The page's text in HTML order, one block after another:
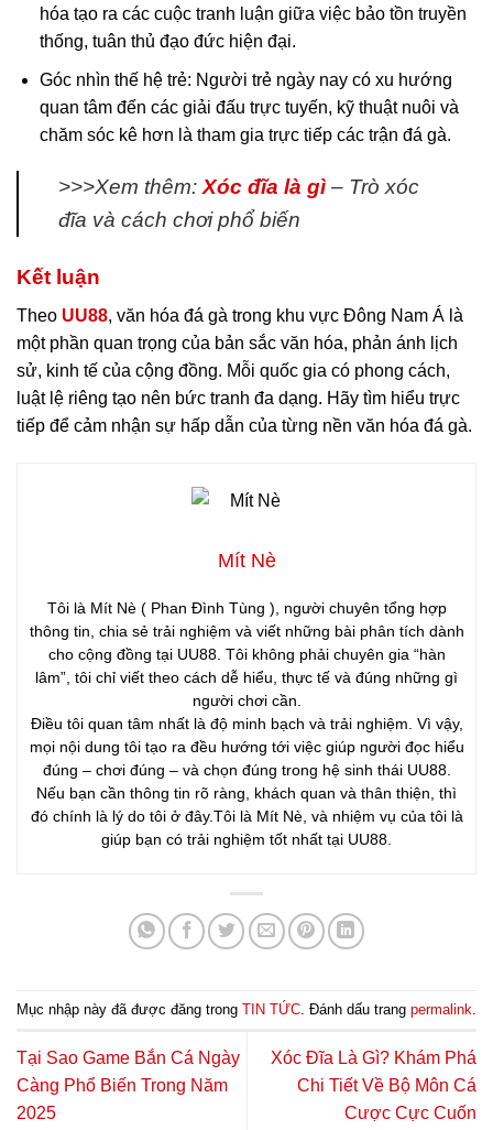
hóa tạo ra các cuộc tranh luận giữa việc bảo tồn truyền
thống, tuân thủ đạo đức hiện đại.
Góc nhìn thế hệ trẻ: Người trẻ ngày nay có xu hướng
quan tâm đến các giải đấu trực tuyến, kỹ thuật nuôi và
chăm sóc kê hơn là tham gia trực tiếp các trận đá gà.
>>>Xem thêm:Xóc đĩa là gì – Trò xóc
đĩa và cách chơi phổ biến
Kết luận
Theo UU88, văn hóa đá gà trong khu vực Đông Nam Á là
một phần quan trọng của bản sắc văn hóa, phản ánh lịch
sử, kinh tế của cộng đồng. Mỗi quốc gia có phong cách,
luật lệ riêng tạo nên bức tranh đa dạng. Hãy tìm hiểu trực
tiếp để cảm nhận sự hấp dẫn của từng nền văn hóa đá gà.
Mít Nè
Tôi là Mít Nè ( Phan Đình Tùng ), người chuyên tổng hợp
thông tin, chia sẻ trải nghiệm và viết những bài phân tích dành
cho cộng đồng tại UU88. Tôi không phải chuyên gia “hàn
lâm”, tôi chỉ viết theo cách dễ hiểu, thực tế và đúng những gì
người chơi cần.
Điều tôi quan tâm nhất là độ minh bạch và trải nghiệm. Vì vậy,
mọi nội dung tôi tạo ra đều hướng tới việc giúp người đọc hiểu
đúng – chơi đúng – và chọn đúng trong hệ sinh thái UU88.
Nếu bạn cần thông tin rõ ràng, khách quan và thân thiện, thì
đó chính là lý do tôi ở đây.Tôi là Mít Nè, và nhiệm vụ của tôi là
giúp bạn có trải nghiệm tốt nhất tại UU88.
Mục nhập này đã được đăng trong TIN TỨC . Đánh dấu trang permalink
Tại Sao Game Bắn Cá Ngày
Càng Phổ Biến Trong Năm
2025
Xóc Đĩa Là Gì? Khám Phá
Chi Tiết Về Bộ Môn Cá
Cược Cực Cuốn